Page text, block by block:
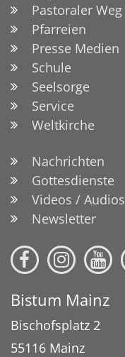
Pastoraler Weg
Pfarreien
Presse Medien
Schule
Seelsorge
Service
Weltkirche
Nachrichten
Gottesdienste
Videos / Audios
Newsletter
Bistum Mainz
Bischofsplatz 2
55116 Mainz